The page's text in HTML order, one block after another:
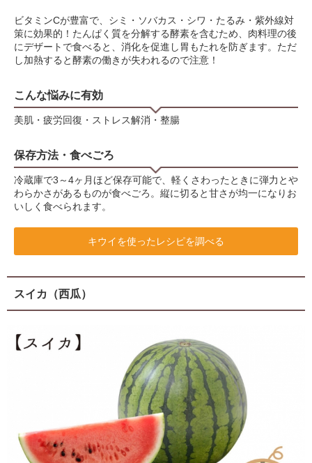
ビタミンCが豊富で、シミ・ソバカス・シワ・たるみ・紫外線対
策に効果的！たんぱく質を分解する酵素を含むため、肉料理の後
にデザートで食べると、消化を促進し胃もたれを防ぎます。ただ
し加熱すると酵素の働きが失われるので注意！
こんな悩みに有効
美肌・疲労回復・ストレス解消・整腸
保存方法・食べごろ
冷蔵庫で3～4ヶ月ほど保存可能で、軽くさわったときに弾力とや
わらかさがあるものが食べごろ。縦に切ると甘さが均一になりお
いしく食べられます。
キウイを使ったレシピを調べる
スイカ（西瓜）